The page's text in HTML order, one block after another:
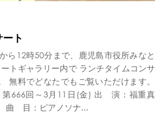
ト
ら12時50分まで、鹿児島市役所みなと
トギャラリー内で ランチタイムコンサ
無料でどなたでもご覧いただけます。
第666回～3月11日(金) 出 演：福重真
曲 目：ピアノソナ...